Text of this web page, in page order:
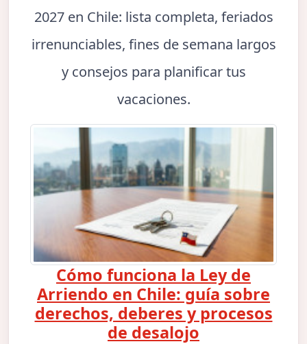
2027 en Chile: lista completa, feriados
irrenunciables, fines de semana largos
y consejos para planificar tus
vacaciones.
Cómo funciona la Ley de
Arriendo en Chile: guía sobre
derechos, deberes y procesos
de desalojo